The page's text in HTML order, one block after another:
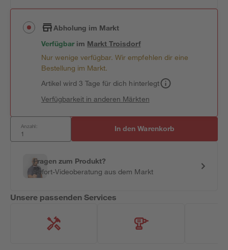
Abholung im Markt
Verfügbar im MarktTroisdorf
Nur wenige verfügbar. Wir empfehlen dir eine
Bestellung im Markt.
Artikel wird 3 Tage für dich hinterlegt
Verfügbarkeit in anderen Märkten
Anzahl: In den Warenkorb
Fragen zum Produkt?
Sofort-Videoberatung aus dem Markt
Unsere passenden Services